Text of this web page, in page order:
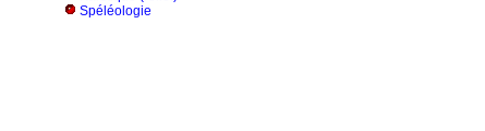
Spéléologie